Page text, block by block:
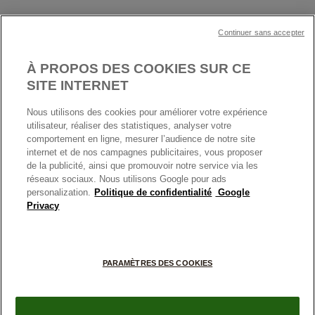
Plan du site
Politique des cookies
Politique de confidentialité
Conditions générales de vente
Conditions générales de vente Click & Collect
Plateforme ODR
Information sur le fabricant et l'importateur
Index égalité Femme/Homme
FRANCE
France
© TOUS DROITS RESERVES. 2026 Pandora
À PROPOS DES COOKIES SUR CE
SITE INTERNET
Nous utilisons des cookies pour améliorer votre expérience
utilisateur, réaliser des statistiques, analyser votre
comportement en ligne, mesurer l’audience de notre site
internet et de nos campagnes publicitaires, vous proposer
de la publicité, ainsi que promouvoir notre service via les
réseaux sociaux. Nous utilisons Google pour ads
personalization. Politique de confidentialité Google
Privacy
PARAMÈTRES DES COOKIES
Continuer sans accepter